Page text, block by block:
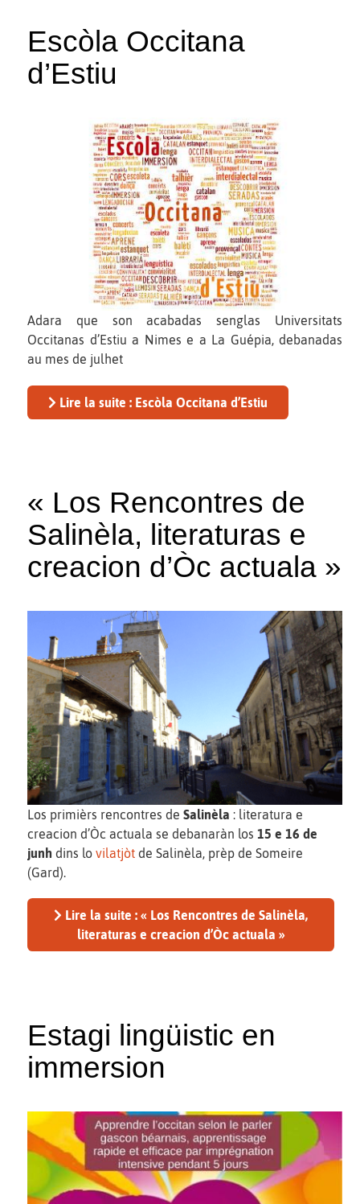
Escòla Occitana
d’Estiu
Adara que son acabadas senglas Universitats
Occitanas d’Estiu a Nimes e a La Guépia, debanadas
au mes de julhet
Lire la suite : Escòla Occitana d’Estiu
« Los Rencontres de
Salinèla, literaturas e
creacion d’Òc actuala »
Los primièrs rencontres de Salinèla : literatura e
creacion d’Òc actuala se debanaràn los 15 e 16 de
junh dins lo vilatjòt de Salinèla, prèp de Someire
(Gard).
Lire la suite : « Los Rencontres de Salinèla,
literaturas e creacion d’Òc actuala »
Estagi lingüistic en
immersion